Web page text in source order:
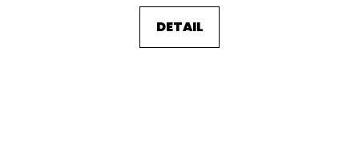
DETAIL